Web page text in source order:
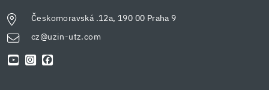
Českomoravská .12a, 190 00 Praha 9
cz@uzin-utz.com